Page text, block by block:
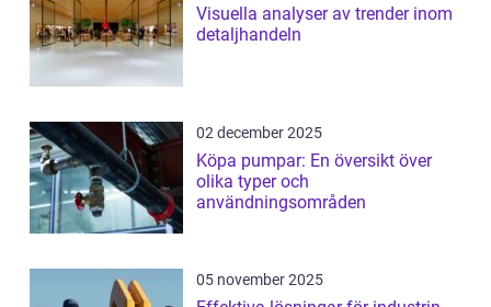
Visuella analyser av trender inom
detaljhandeln
02 december 2025
Köpa pumpar: En översikt över
olika typer och
användningsområden
05 november 2025